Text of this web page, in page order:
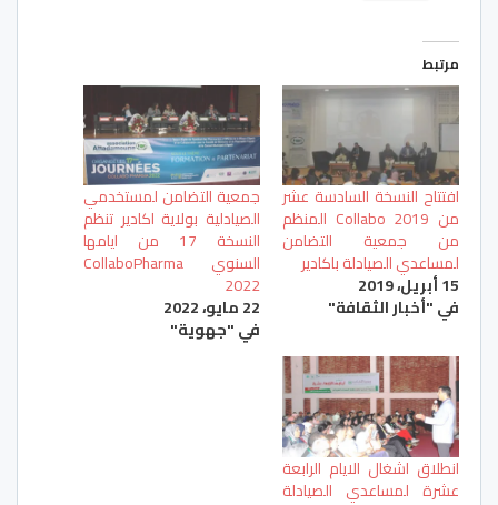
مرتبط
افتتاح النسخة السادسة عشر
من Collabo 2019 المنظم
من جمعية التضامن
لمساعدي الصيادلة باكادير
15 أبريل، 2019
في "أخبار الثقافة"
جمعية التضامن لمستخدمي
الصيادلية بولاية اكادير تنظم
النسخة 17 من ايامها
السنوي CollaboPharma
2022
22 مايو، 2022
في "جهوية"
انطلاق اشغال الايام الرابعة
عشرة لمساعدي الصيادلة